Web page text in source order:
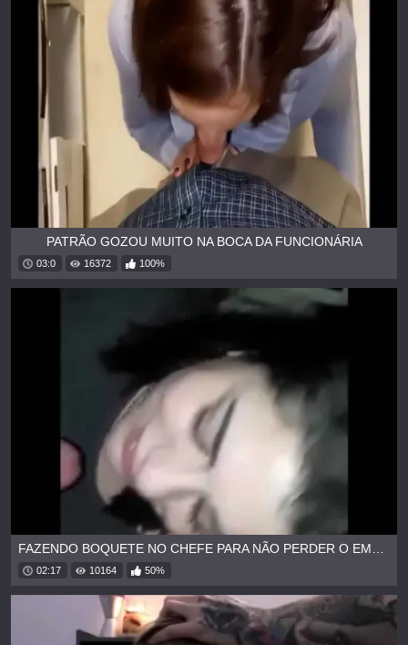
PATRÃO GOZOU MUITO NA BOCA DA FUNCIONÁRIA
03:0 16372 100%
02:17 10164 50%